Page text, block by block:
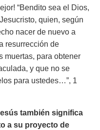
“Bendito sea el Dios,
quien, según
nacer de nuevo a
resurrección de
muertas, para obtener
y que no se
para ustedes…”, 1
también significa
a su proyecto de